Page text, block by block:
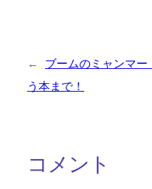
←
ブームのミャンマ
う本まで！
コメント